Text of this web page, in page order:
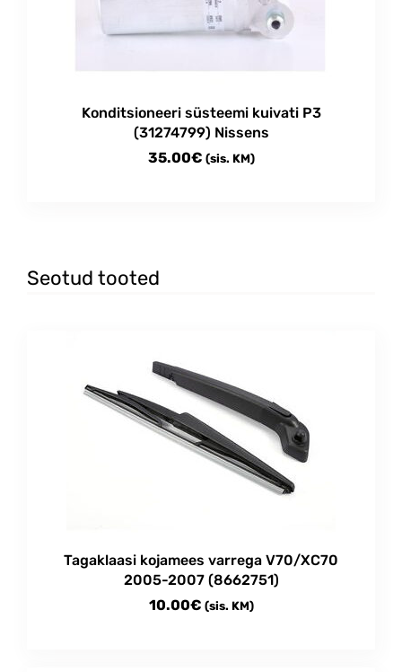
Konditsioneeri süsteemi kuivati P3
(31274799) Nissens
35.00€ (sis. KM)
Seotud tooted
Tagaklaasi kojamees varrega V70/XC70
2005-2007 (8662751)
10.00€ (sis. KM)